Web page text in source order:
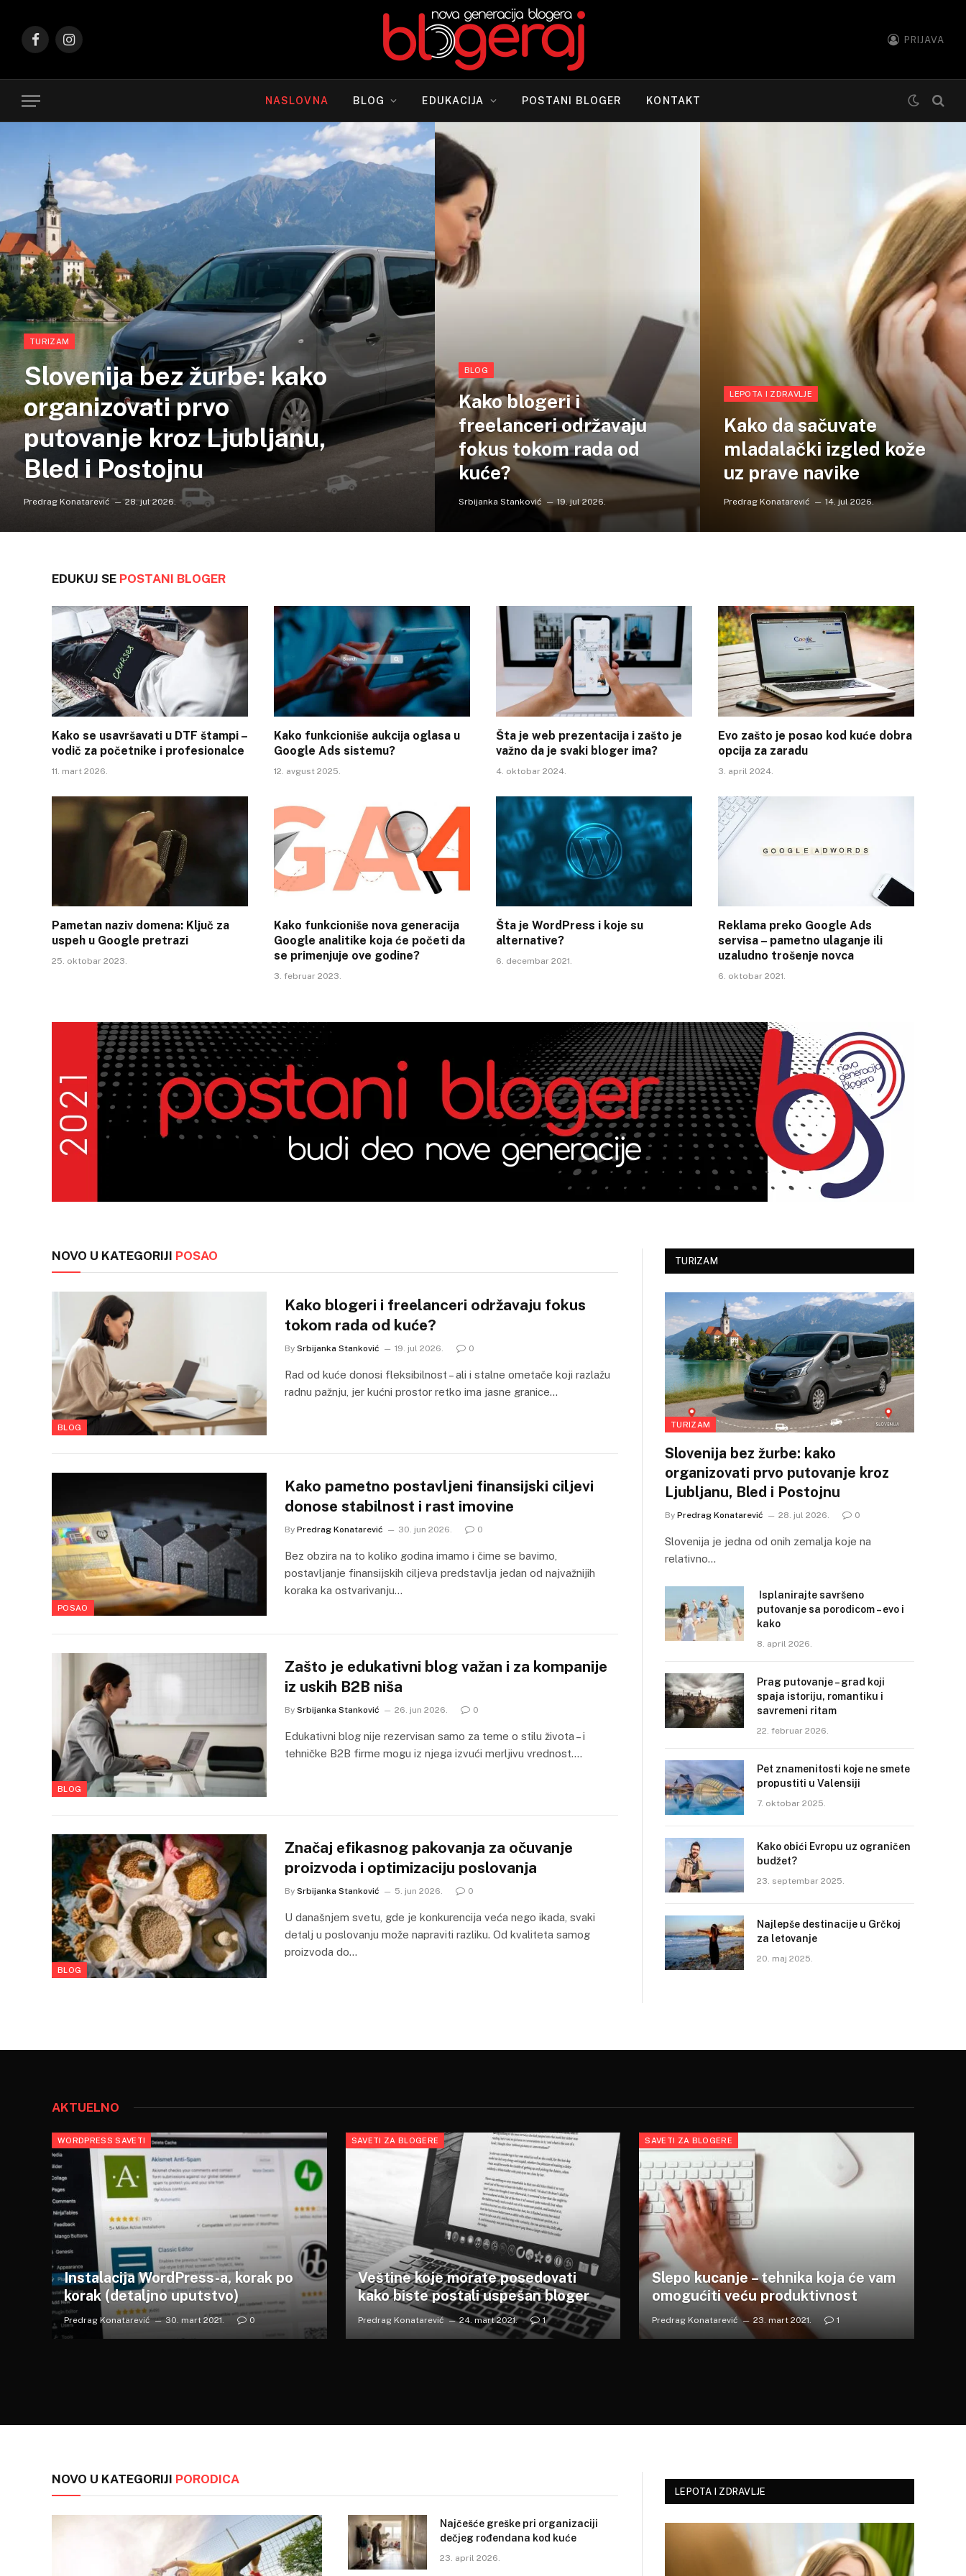
FacebookInstagram
PRIJAVA
NASLOVNA BLOG EDUKACIJA POSTANI BLOGER KONTAKT
TURIZAM
Slovenija bez žurbe: kako
organizovati prvo
putovanje kroz Ljubljanu,
Bled i Postojnu
Predrag Konatarević 28. jul 2026.
BLOG
Kako blogeri i
freelanceri održavaju
fokus tokom rada od
kuće?
Srbijanka Stanković 19. jul 2026.
LEPOTA I ZDRAVLJE
Kako da sačuvate
mladalački izgled kože
uz prave navike
Predrag Konatarević 14. jul 2026.
EDUKUJ SE POSTANI BLOGER
Kako se usavršavati u DTF štampi –
vodič za početnike i profesionalce
11. mart 2026.
Kako funkcioniše aukcija oglasa u
Google Ads sistemu?
12. avgust 2025.
Šta je web prezentacija i zašto je
važno da je svaki bloger ima?
4. oktobar 2024.
Evo zašto je posao kod kuće dobra
opcija za zaradu
3. april 2024.
Pametan naziv domena: Ključ za
uspeh u Google pretrazi
25. oktobar 2023.
Kako funkcioniše nova generacija
Google analitike koja će početi da
se primenjuje ove godine?
3. februar 2023.
Šta je WordPress i koje su
alternative?
6. decembar 2021.
Reklama preko Google Ads
servisa – pametno ulaganje ili
uzaludno trošenje novca
6. oktobar 2021.
NOVO U KATEGORIJI POSAO
BLOG
Kako blogeri i freelanceri održavaju fokus
tokom rada od kuće?
By Srbijanka Stanković 19. jul 2026. 0
Rad od kuće donosi fleksibilnost – ali i stalne ometače koji razlažu
radnu pažnju, jer kućni prostor retko ima jasne granice…
POSAO
Kako pametno postavljeni finansijski ciljevi
donose stabilnost i rast imovine
By Predrag Konatarević 30. jun 2026. 0
Bez obzira na to koliko godina imamo i čime se bavimo,
postavljanje finansijskih ciljeva predstavlja jedan od najvažnijih
koraka ka ostvarivanju…
BLOG
Zašto je edukativni blog važan i za kompanije
iz uskih B2B niša
By Srbijanka Stanković 26. jun 2026. 0
Edukativni blog nije rezervisan samo za teme o stilu života – i
tehničke B2B firme mogu iz njega izvući merljivu vrednost.…
BLOG
Značaj efikasnog pakovanja za očuvanje
proizvoda i optimizaciju poslovanja
By Srbijanka Stanković 5. jun 2026. 0
U današnjem svetu, gde je konkurencija veća nego ikada, svaki
detalj u poslovanju može napraviti razliku. Od kvaliteta samog
proizvoda do…
TURIZAM
TURIZAM
Slovenija bez žurbe: kako
organizovati prvo putovanje kroz
Ljubljanu, Bled i Postojnu
By Predrag Konatarević 28. jul 2026. 0
Slovenija je jedna od onih zemalja koje na
relativno…
Isplanirajte savršeno
putovanje sa porodicom – evo i
kako
8. april 2026.
Prag putovanje – grad koji
spaja istoriju, romantiku i
savremeni ritam
22. februar 2026.
Pet znamenitosti koje ne smete
propustiti u Valensiji
7. oktobar 2025.
Kako obići Evropu uz ograničen
budžet?
23. septembar 2025.
Najlepše destinacije u Grčkoj
za letovanje
20. maj 2025.
AKTUELNO
WORDPRESS SAVETI
Instalacija WordPress-a, korak po
korak (detaljno uputstvo)
Predrag Konatarević 30. mart 2021. 0
SAVETI ZA BLOGERE
Veštine koje morate posedovati
kako biste postali uspešan bloger
Predrag Konatarević 24. mart 2021. 1
SAVETI ZA BLOGERE
Slepo kucanje – tehnika koja će vam
omogućiti veću produktivnost
Predrag Konatarević 23. mart 2021. 1
NOVO U KATEGORIJI PORODICA
Najčešće greške pri organizaciji
dečjeg rođendana kod kuće
23. april 2026.
LEPOTA I ZDRAVLJE